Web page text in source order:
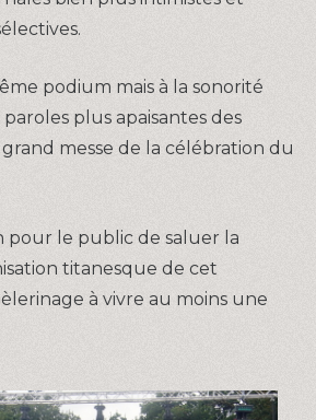
podium mais à la sonorité
plus apaisantes des
messe de la célébration du
pour le public de saluer la
titanesque de cet
à vivre au moins une